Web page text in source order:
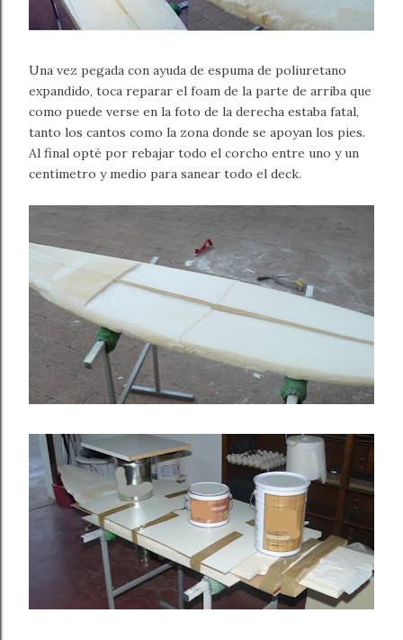
Una vez pegada con ayuda de espuma de poliuretano
expandido, toca reparar el foam de la parte de arriba que
como puede verse en la foto de la derecha estaba fatal,
tanto los cantos como la zona donde se apoyan los pies.
Al final opté por rebajar todo el corcho entre uno y un
centímetro y medio para sanear todo el deck.